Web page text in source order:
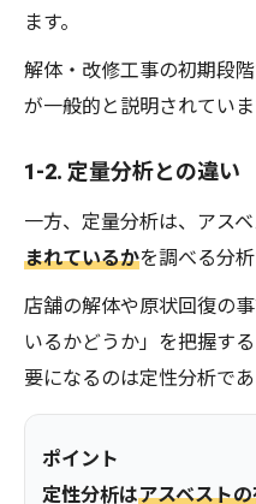
ます。
解体・改修工事の初期段
が一般的と説明されていま
1-2. 定量分析との違い
一方、定量分析は、アス
まれているかを調べる分析
店舗の解体や原状回復の
いるかどうか」を把握す
要になるのは定性分析であ
ポイント
定性分析はアスベスト